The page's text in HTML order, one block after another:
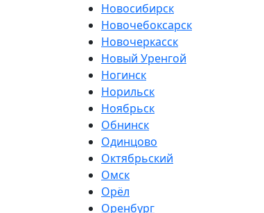
Новосибирск
Новочебоксарск
Новочеркасск
Новый Уренгой
Ногинск
Норильск
Ноябрьск
Обнинск
Одинцово
Октябрьский
Омск
Орёл
Оренбург